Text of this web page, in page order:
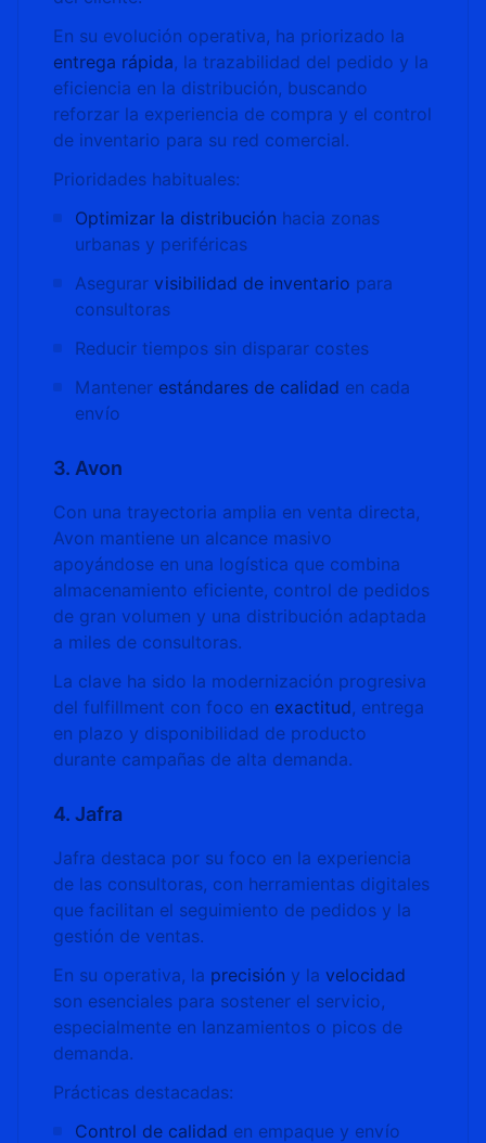
En su evolución operativa, ha priorizado la
entrega rápida, la trazabilidad del pedido y la
eficiencia en la distribución, buscando
reforzar la experiencia de compra y el control
de inventario para su red comercial.
Prioridades habituales:
Optimizar la distribución hacia zonas
urbanas y periféricas
Asegurar visibilidad de inventario para
consultoras
Reducir tiempos sin disparar costes
Mantener estándares de calidad en cada
envío
3. Avon
Con una trayectoria amplia en venta directa,
Avon mantiene un alcance masivo
apoyándose en una logística que combina
almacenamiento eficiente, control de pedidos
de gran volumen y una distribución adaptada
a miles de consultoras.
La clave ha sido la modernización progresiva
del fulfillment con foco en exactitud, entrega
en plazo y disponibilidad de producto
durante campañas de alta demanda.
4. Jafra
Jafra destaca por su foco en la experiencia
de las consultoras, con herramientas digitales
que facilitan el seguimiento de pedidos y la
gestión de ventas.
En su operativa, la precisión y la velocidad
son esenciales para sostener el servicio,
especialmente en lanzamientos o picos de
demanda.
Prácticas destacadas:
Control de calidad en empaque y envío